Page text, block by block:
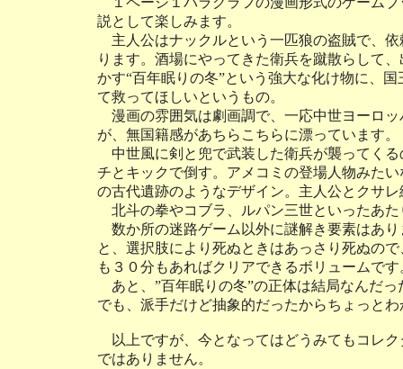
説として楽しみます。
主人公はナックルという一匹狼の盗賊で、
ります。酒場にやってきた衛兵を蹴散らして
かす“百年眠りの冬”という強大な化け物に、
て救ってほしいというもの。
漫画の雰囲気は劇画調で、一応中世ヨーロ
が、無国籍感があちらこちらに漂っています。
中世風に剣と兜で武装した衛兵が襲ってく
チとキックで倒す。アメコミの登場人物みた
の古代遺跡のようなデザイン。主人公とクサ
北斗の拳やコブラ、ルパン三世といったあ
数か所の迷路ゲーム以外に謎解き要素はあ
と、選択肢により死ぬときはあっさり死ぬの
も３０分もあればクリアできるボリュームです
あと、”百年眠りの冬”の正体は結局なんだ
でも、派手だけど抽象的だったからちょっと
以上ですが、今となってはどうみてもコレ
ではありません。